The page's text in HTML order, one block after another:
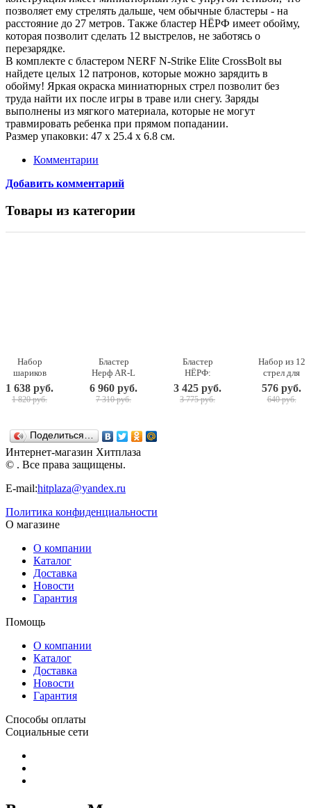
позволяет ему стрелять дальше, чем обычные бластеры - на
расстояние до 27 метров. Также бластер НЁРФ имеет обойму,
которая позволит сделать 12 выстрелов, не заботясь о
перезарядке.
В комплекте с бластером NERF N-Strike Elite CrossBolt вы
найдете целых 12 патронов, которые можно зарядить в
обойму! Яркая окраска миниатюрных стрел позволит без
труда найти их после игры в траве или снегу. Заряды
выполнены из мягкого материала, которые не могут
травмировать ребенка при прямом попадании.
Размер упаковки: 47 х 25.4 х 6.8 см.
Комментарии
Добавить комментарий
Товары из категории
Набор
шариков
Nerf Rival,
25 штук
1 638 руб.
1 820 руб.
Бластер
Нерф AR-L
Фортнайт
Скар Nerf
Fortnite
6 960 руб.
7 310 руб.
Бластер
НЁРФ:
Зомби
страйк -
Реврипер
3 425 руб.
3 775 руб.
Набор из 12
стрел для
бластера
Нёрф Зомби
Страйк
576 руб.
640 руб.
Поделиться…
Интернет-магазин Хитплаза
© . Все права защищены.
E-mail:hitplaza@yandex.ru
Политика конфиденциальности
О магазине
О компании
Каталог
Доставка
Новости
Гарантия
Помощь
О компании
Каталог
Доставка
Новости
Гарантия
Способы оплаты
Социальные сети